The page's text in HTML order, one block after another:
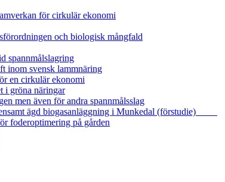
för cirkulär ekonomi
och biologisk mångfald
spannmålslagring
inom svensk lammnäring
en cirkulär ekonomi
i gröna näringar
men även för andra spannmålsslag
ägd biogasanläggning i Munkedal (förstudie)
foderoptimering på gården